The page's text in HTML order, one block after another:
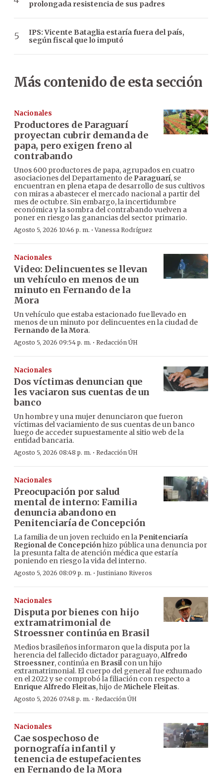
prolongada resistencia de sus padres
IPS: Vicente Bataglia estaría fuera del país,
según fiscal que lo imputó
Más contenido de esta sección
Nacionales
Productores de Paraguarí
proyectan cubrir demanda de
papa, pero exigen freno al
contrabando
Unos 600 productores de papa, agrupados en cuatro
asociaciones del Departamento de Paraguarí, se
encuentran en plena etapa de desarrollo de sus cultivos
con miras a abastecer el mercado nacional a partir del
mes de octubre. Sin embargo, la incertidumbre
económica y la sombra del contrabando vuelven a
poner en riesgo las ganancias del sector primario.
Agosto 5, 2026 10:46 p. m. ·Vanessa Rodríguez
Nacionales
Video: Delincuentes se llevan
un vehículo en menos de un
minuto en Fernando de la
Mora
Un vehículo que estaba estacionado fue llevado en
menos de un minuto por delincuentes en la ciudad de
Fernando de la Mora.
Agosto 5, 2026 09:54 p. m. · Redacción ÚH
Nacionales
Dos víctimas denuncian que
les vaciaron sus cuentas de un
banco
Un hombre y una mujer denunciaron que fueron
víctimas del vaciamiento de sus cuentas de un banco
luego de acceder supuestamente al sitio web de la
entidad bancaria.
Agosto 5, 2026 08:48 p. m. · Redacción ÚH
Nacionales
Preocupación por salud
mental de interno: Familia
denuncia abandono en
Penitenciaría de Concepción
La familia de un joven recluido en la Penitenciaría
Regional de Concepciónhizo pública una denuncia por
la presunta falta de atención médica que estaría
poniendo en riesgo la vida del interno.
Agosto 5, 2026 08:09 p. m. · Justiniano Riveros
Nacionales
Disputa por bienes con hijo
extramatrimonial de
Stroessner continúa en Brasil
Medios brasileños informaron que la disputa por la
herencia del fallecido dictador paraguayo,Alfredo
Stroessner, continúa en Brasilcon un hijo
extramatrimonial. El cuerpo del general fue exhumado
en el 2022 y se comprobó la filiación con respecto a
Enrique Alfredo Fleitas, hijo deMichele Fleitas.
Agosto 5, 2026 07:48 p. m. · Redacción ÚH
Nacionales
Cae sospechoso de
pornografía infantil y
tenencia de estupefacientes
en Fernando de la Mora